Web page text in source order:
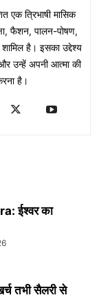
एक त्रिभाषी मासिक
फैशन, पालन-पोषण,
है। इसका उद्देश्य
उन्हें अपनी आत्मा की
है।
ईश्वर का
तभी सैलरी से